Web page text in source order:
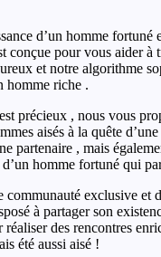
d’un homme fortuné
conçue pour vous aider à
et notre algorithme
homme riche .
précieux , nous vous
aisés à la quête
partenaire , mais
homme fortuné qui
communauté exclusive et
à partager son
des rencontres
été aussi aisé !